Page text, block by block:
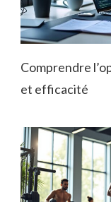
Comprendre
et efficacité